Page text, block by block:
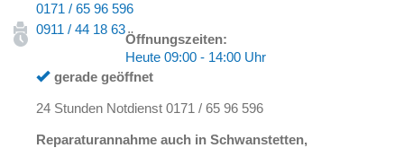
0171 / 65 96 596
0911 / 44 18 63
Öffnungszeiten:
Heute 09:00 - 14:00 Uhr
gerade geöffnet
24 Stunden Notdienst 0171 / 65 96 596
Reparaturannahme auch in Schwanstetten,